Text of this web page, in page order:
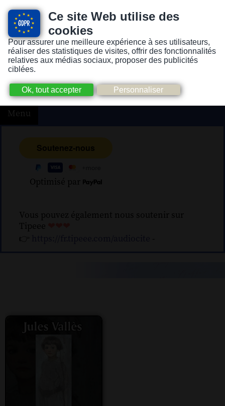
Ce site Web utilise des
cookies
Pour assurer une meilleure expérience à ses utilisateurs,
réaliser des statistiques de visites, offrir des fonctionnalités
relatives aux médias sociaux, proposer des publicités
ciblées.
Version pour personnes mal-voyantes ou non-voyantes
Menu
Optimisé par
Vous pouvez également nous soutenir sur
Tipeee
👉
-